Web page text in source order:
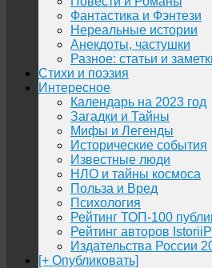
Фантастика и Фэнтези
Нереальные истории
Анекдоты, частушки
Разное: статьи и
Стихи и поэзия
Интересное
Календарь на 2023 год
Загадки и Тайны
Мифы и Легенды
Исторические события
Известные люди
НЛО и тайны космоса
Польза и Вред
Психология
Рейтинг ТОП-100
Рейтинг авторов
Издательства России
[+ Опубликовать]